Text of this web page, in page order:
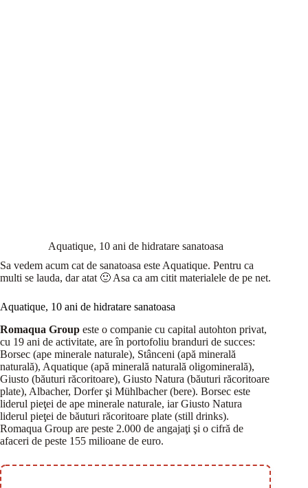
Aquatique, 10 ani de hidratare sanatoasa
Sa vedem acum cat de sanatoasa este Aquatique. Pentru ca
multi se lauda, dar atat 🙂 Asa ca am citit materialele de pe net.
Aquatique, 10 ani de hidratare sanatoasa
Romaqua Group este o companie cu capital autohton privat,
cu 19 ani de activitate, are în portofoliu branduri de succes:
Borsec (ape minerale naturale), Stânceni (apă minerală
naturală), Aquatique (apă minerală naturală oligominerală),
Giusto (băuturi răcoritoare), Giusto Natura (băuturi răcoritoare
plate), Albacher, Dorfer şi Mühlbacher (bere). Borsec este
liderul pieţei de ape minerale naturale, iar Giusto Natura
liderul pieţei de băuturi răcoritoare plate (still drinks).
Romaqua Group are peste 2.000 de angajaţi şi o cifră de
afaceri de peste 155 milioane de euro.